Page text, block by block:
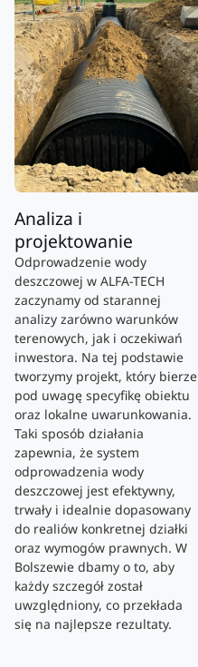
Analiza i
projektowanie
Odprowadzenie wody
deszczowej w ALFA-TECH
zaczynamy od starannej
analizy zarówno warunków
terenowych, jak i oczekiwań
inwestora. Na tej podstawie
tworzymy projekt, który bierze
pod uwagę specyfikę obiektu
oraz lokalne uwarunkowania.
Taki sposób działania
zapewnia, że system
odprowadzenia wody
deszczowej jest efektywny,
trwały i idealnie dopasowany
do realiów konkretnej działki
oraz wymogów prawnych. W
Bolszewie dbamy o to, aby
każdy szczegół został
uwzględniony, co przekłada
się na najlepsze rezultaty.